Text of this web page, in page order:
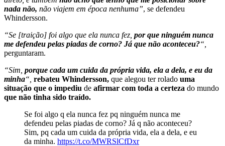
nada não, não viajem em época nenhuma”, se defendeu
Whindersson.
“Se [traição] foi algo que ela nunca fez, por que ninguém nunca
me defendeu pelas piadas de corno? Já que não aconteceu?“,
perguntaram.
“Sim, porque cada um cuida da própria vida, ela a dela, e eu da
minha“, rebateu Whindersson, que alegou ter rolado uma
situação que o impediu de afirmar com toda a certeza do mundo
que não tinha sido traído.
Se foi algo q ela nunca fez pq ninguém nunca me
defendeu pelas piadas de corno? Já q não aconteceu?
Sim, pq cada um cuida da própria vida, ela a dela, e eu
da minha. https://t.co/MWRSlCfDxr